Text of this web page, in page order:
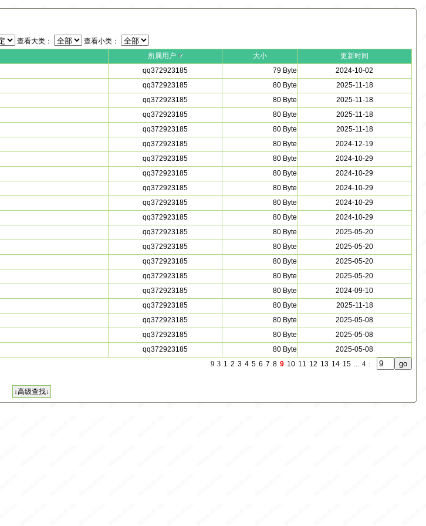
查看大类：
查看小类：
所属用户 大小
更新时间
qq372923185 79 Byte
2024-10-02
qq372923185 80 Byte
2025-11-18
qq372923185 80 Byte
2025-11-18
qq372923185 80 Byte
2025-11-18
qq372923185 80 Byte
2025-11-18
qq372923185 80 Byte
2024-12-19
qq372923185 80 Byte
2024-10-29
qq372923185 80 Byte
2024-10-29
qq372923185 80 Byte
2024-10-29
qq372923185 80 Byte
2024-10-29
qq372923185 80 Byte
2024-10-29
qq372923185 80 Byte
2025-05-20
qq372923185 80 Byte
2025-05-20
qq372923185 80 Byte
2025-05-20
qq372923185 80 Byte
2025-05-20
qq372923185 80 Byte
2024-09-10
qq372923185 80 Byte
2025-11-18
qq372923185 80 Byte
2025-05-08
qq372923185 80 Byte
2025-05-08
qq372923185 80 Byte
2025-05-08
9 3 1 2 3 4 5 6 7 8 9 10 11 12 13 14 15 ... 4 :